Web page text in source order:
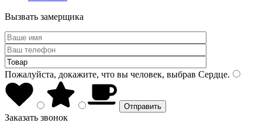
Вызвать замерщика
Пожалуйста, докажите, что вы человек, выбрав Сердце.
Заказать звонок